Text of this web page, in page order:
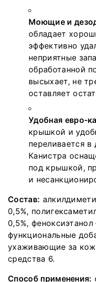
Моющие и
обладает
эффективно
неприятные
обработанной
высыхает, не
оставляет
Удобная евро-
крышкой и
переливается
Канистра
под крышкой,
и
Состав:
0,5%,
0,5%, феноксиэтанол
функциональные
ухаживающие за
средства 6.
Способ применения: